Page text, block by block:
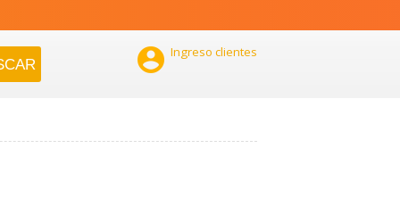
 Ingreso clientes